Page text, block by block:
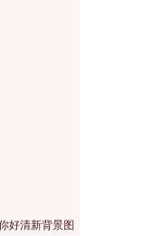
好清新背景图